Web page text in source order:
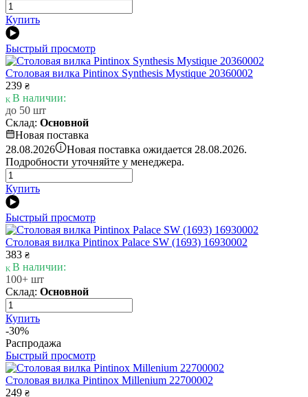
Купить
Быстрый просмотр
Столовая вилка Pintinox Synthesis Mystique 20360002
239 ₴
В наличии:
до 50 шт
Склад: Основной
Новая поставка
28.08.2026 i Новая поставка ожидается 28.08.2026.
Подробности уточняйте у менеджера.
Купить
Быстрый просмотр
Столовая вилка Pintinox Palace SW (1693) 16930002
383 ₴
В наличии:
100+ шт
Склад: Основной
Купить
-30%
Распродажа
Быстрый просмотр
Столовая вилка Pintinox Millenium 22700002
249 ₴